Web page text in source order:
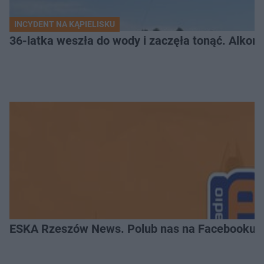
INCYDENT NA KĄPIELISKU
36-latka weszła do wody i zaczęła tonąć.
ESKA Rzeszów News. Polub nas na Facebooku!